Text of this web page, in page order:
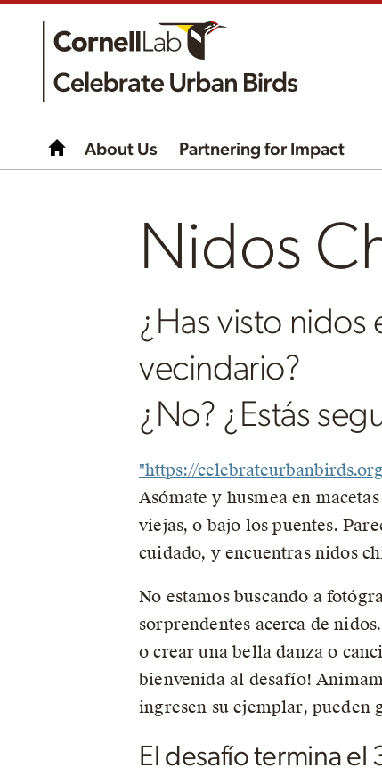
About Us Partnering for Impact
Nidos
¿Has visto nidos
vecindario?
¿No? ¿Estás
"https://
Asómate y husmea en
viejas, o bajo los puentes.
cuidado, y encuentras nidos
No estamos buscando a
sorprendentes acerca de
o crear una bella danza o
bienvenida al desafío!
ingresen su ejemplar, pueden
El desafío termina